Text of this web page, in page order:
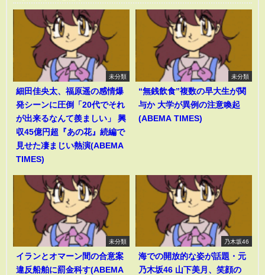
未分類
細田佳央太、福原遥の感情爆
発シーンに圧倒「20代でそれ
が出来るなんて羨ましい」 興
収45億円超『あの花』続編で
見せた凄まじい熱演(ABEMA
TIMES)
未分類
“無銭飲食”複数の早大生が関
与か 大学が異例の注意喚起
(ABEMA TIMES)
未分類
イランとオマーン間の合意案
違反船舶に罰金科す(ABEMA
乃木坂46
海での開放的な姿が話題・元
乃木坂46 山下美月、笑顔の